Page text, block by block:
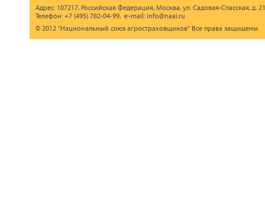
Адрес: 107217, Российская Федерация, Москва, ул. Садовая-Спасская, д.
Телефон: +7 (495) 782-04-99, e-mail: info@naai.ru
© 2012 "Национальный союз агростраховщиков" Все права защищены